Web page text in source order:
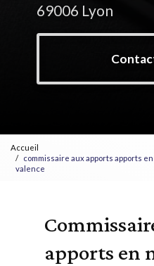
69006 Lyon
Accueil
commissaire aux apports apports
valence
apports en